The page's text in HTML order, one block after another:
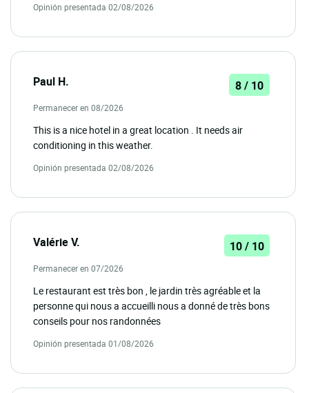
Opinión presentada 02/08/2026
Paul H. 8 / 10
Permanecer en 08/2026
This is a nice hotel in a great location . It needs air
conditioning in this weather.
Opinión presentada 02/08/2026
Valérie V. 10 / 10
Permanecer en 07/2026
Le restaurant est très bon , le jardin très agréable et la
personne qui nous a accueilli nous a donné de très bons
conseils pour nos randonnées
Opinión presentada 01/08/2026